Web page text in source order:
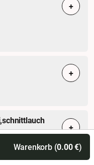
+
+
+
Warenkorb (0.00€)